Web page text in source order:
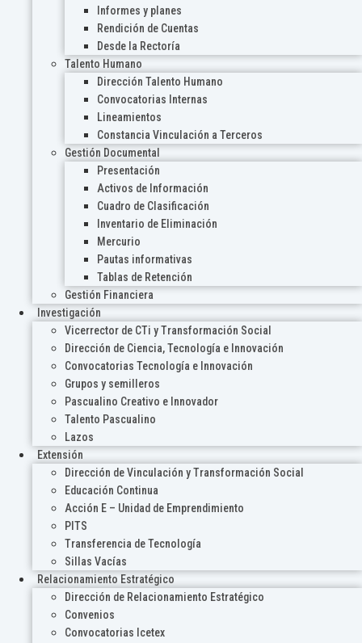
Informes y planes
Rendición de Cuentas
Desde la Rectoría
Talento Humano
Dirección Talento Humano
Convocatorias Internas
Lineamientos
Constancia Vinculación a Terceros
Gestión Documental
Presentación
Activos de Información
Cuadro de Clasificación
Inventario de Eliminación
Mercurio
Pautas informativas
Tablas de Retención
Gestión Financiera
Investigación
Vicerrector de CTi y Transformación Social
Dirección de Ciencia, Tecnología e Innovación
Convocatorias Tecnología e Innovación
Grupos y semilleros
Pascualino Creativo e Innovador
Talento Pascualino
Lazos
Extensión
Dirección de Vinculación y Transformación Social
Educación Continua
Acción E – Unidad de Emprendimiento
PITS
Transferencia de Tecnología
Sillas Vacías
Relacionamiento Estratégico
Dirección de Relacionamiento Estratégico
Convenios
Convocatorias Icetex